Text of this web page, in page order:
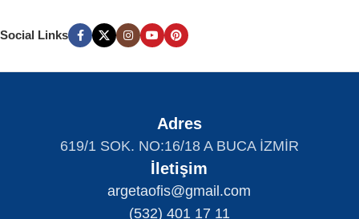
Social Links
Adres
619/1 SOK. NO:16/18 A BUCA İZMİR
İletişim
argetaofis@gmail.com
(532) 401 17 11